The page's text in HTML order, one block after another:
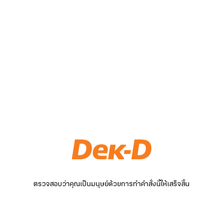
ตรวจสอบว่าคุณเป็นมนุษย์ด้วยการทำคำสั่งนี้ให้เสร็จสิ้น